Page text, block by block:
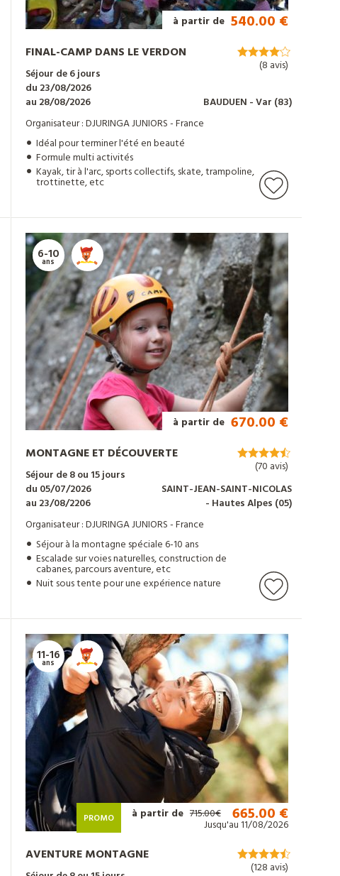
à partir de 540.00 €
FINAL-CAMP DANS LE VERDON
Séjour de 6 jours
du 23/08/2026
au 28/08/2026
BAUDUEN - Var (83)
Organisateur : DJURINGA JUNIORS - France
Idéal pour terminer l'été en beauté
Formule multi activités
Kayak, tir à l'arc, sports collectifs, skate, trampoline,
trottinette, etc
(8 avis)
6-10
ans
à partir de 670.00 €
MONTAGNE ET DÉCOUVERTE
Séjour de 8 ou 15 jours
du 05/07/2026
au 23/08/2206
SAINT-JEAN-SAINT-NICOLAS
- Hautes Alpes (05)
Organisateur : DJURINGA JUNIORS - France
Séjour à la montagne spéciale 6-10 ans
Escalade sur voies naturelles, construction de
cabanes, parcours aventure, etc
Nuit sous tente pour une expérience nature
(70 avis)
11-16
ans
PROMO à partir de 715.00€ 665.00 €
Jusqu'au 11/08/2026
AVENTURE MONTAGNE
(128 avis)